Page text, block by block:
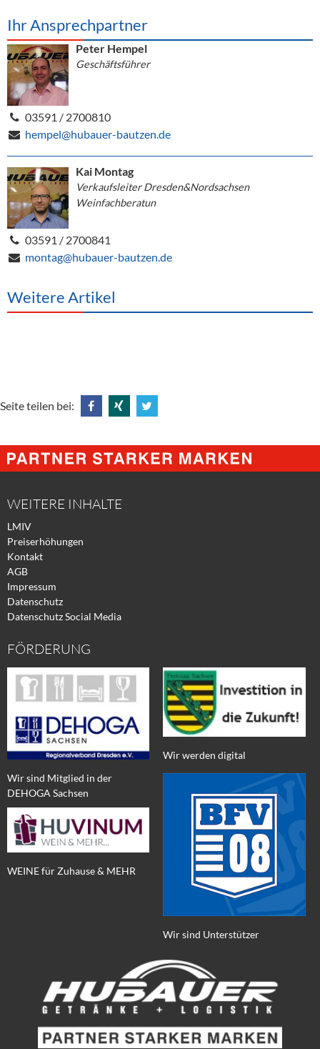
Ihr Ansprechpartner
Peter Hempel
Geschäftsführer
03591 / 2700810
hempel@hubauer-bautzen.de
Kai Montag
Verkaufsleiter Dresden&Nordsachsen
Weinfachberatun
03591 / 2700841
montag@hubauer-bautzen.de
Weitere Artikel
Seite teilen bei:
@
Facebook
@
Xing
@
Twitter
WEITERE INHALTE
LMIV
Preiserhöhungen
Kontakt
AGB
Impressum
Datenschutz
Datenschutz Social Media
FÖRDERUNG
Wir sind Mitglied in der
DEHOGA Sachsen
WEINE für Zuhause & MEHR
Wir werden digital
Wir sind Unterstützer